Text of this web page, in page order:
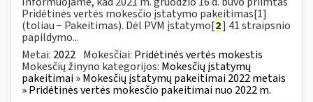
Pridėtinės vertės mokesčio įstatymo pakeitimas[1]
(toliau − Pakeitimas). Dėl PVM įstatymo[2] 41 straipsnio
papildymo...
Metai: 2022 Mokesčiai: Pridėtinės vertės mokestis
Mokesčių žinyno kategorijos: Mokesčių įstatymų
pakeitimai » Mokesčių įstatymų pakeitimai 2022 metais
» Pridėtinės vertės mokesčio pakeitimai nuo 2022 m.